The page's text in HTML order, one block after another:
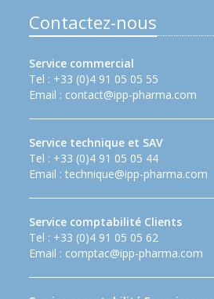
Contactez-nous
Service commercial
Tel : +33 (0)4 91 05 05 55
Email : contact@ipp-pharma.com
Service technique et SAV
Tel : +33 (0)4 91 05 05 44
Email : technique@ipp-pharma.com
Service comptabilité Clients
Tel : +33 (0)4 91 05 05 62
Email : comptac@ipp-pharma.com